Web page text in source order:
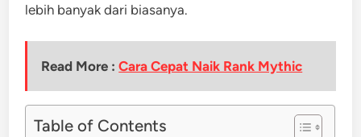
lebih banyak dari biasanya.
Read More :Cara Cepat Naik Rank Mythic
Table of Contents